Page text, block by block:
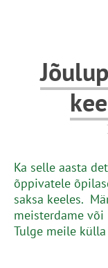
Ka selle aasta
õppivatele
saksa keeles.
meisterdame
Tulge meile